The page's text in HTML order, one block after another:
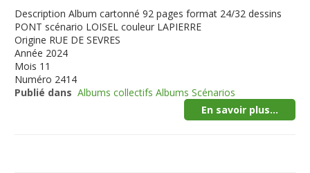
Description Album cartonné 92 pages format 24/32 dessins
PONT scénario LOISEL couleur LAPIERRE
Origine RUE DE SEVRES
Année 2024
Mois 11
Numéro 2414
Publié dans Albums collectifs Albums Scénarios
En savoir plus...